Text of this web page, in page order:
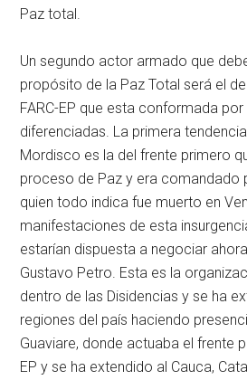
Paz total.
Un segundo actor armado que
propósito de la Paz Total será el
FARC-EP que esta conformada
diferenciadas. La primera
Mordisco es la del frente primero
proceso de Paz y era comandado
quien todo indica fue muerto en
manifestaciones de esta
estarían dispuesta a negociar
Gustavo Petro. Esta es la
dentro de las Disidencias y se ha
regiones del país haciendo
Guaviare, donde actuaba el frente
EP y se ha extendido al Cauca,